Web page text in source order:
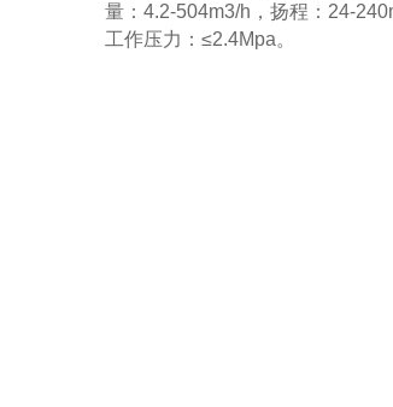
量：4.2-504m3/h，扬程：24-
工作压力：≤2.4Mpa。